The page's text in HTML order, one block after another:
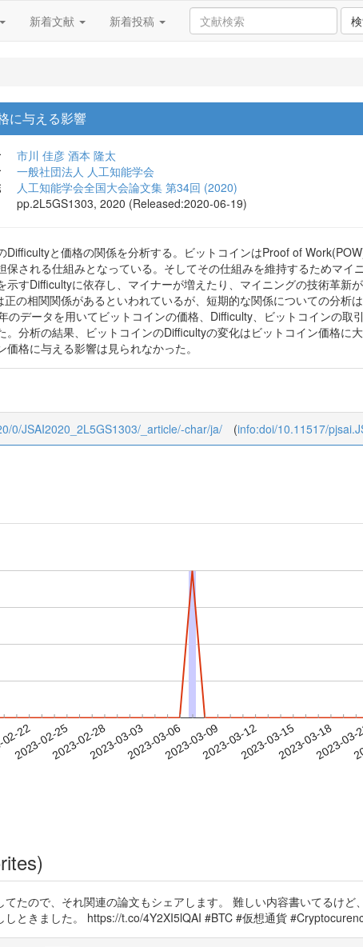
新着文献 新着投稿
に与える影響
市川 佳彦 酒本 隆太
一般社団法人 人工知能学会
人工知能学会全国大会論文集 第34回 (2020)
pp.2L5GS1303, 2020 (Released:2020-06-19)
Difficultyと価格の関係を分析する。ビットコインはProof of
保される仕組みとなっている。そしてその仕組みを維持するためマ
示すDifficultyに依存し、マイナーが増えたり、マイニングの技術革新
の相関関係があるといわれているが、短期的な関係についての分析
のデータを用いてビットコインの価格、Difficulty、ビットコインの取
。分析の結果、ビットコインのDifficultyの変化はビットコイン価格に
格に与える影響は見られなかった。
0/JSAI2020_2L5GS1303/_article/-char/ja/ (info:doi/10.11517/
22
2023-02-252023-02-282023-03-032023-03-062023-03-092023-03-122023-03-152023-03-18
2023-
たので、それ関連の論文もシェアします。 難しい内容書いてるけ
ときました。 https://t.co/4Y2XI5lQAI #BTC #仮想通貨